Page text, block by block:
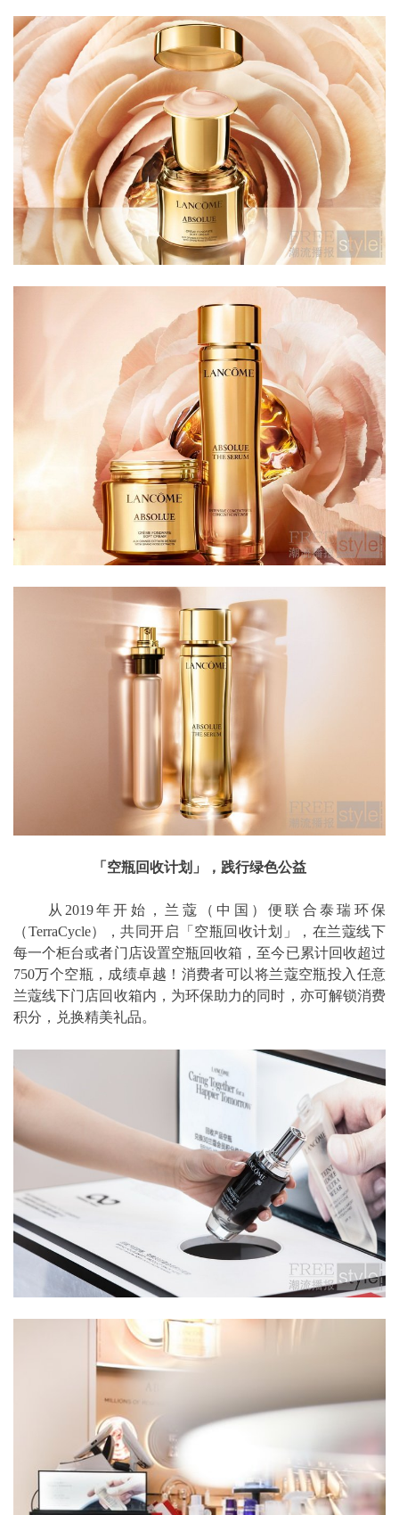
「空瓶回收计划」，践行绿色公益
从2019年开始，兰蔻（中国）便联合泰瑞环保
（TerraCycle），共同开启「空瓶回收计划」，在兰蔻线下
每一个柜台或者门店设置空瓶回收箱，至今已累计回收超过
750万个空瓶，成绩卓越！消费者可以将兰蔻空瓶投入任意
兰蔻线下门店回收箱内，为环保助力的同时，亦可解锁消费
积分，兑换精美礼品。